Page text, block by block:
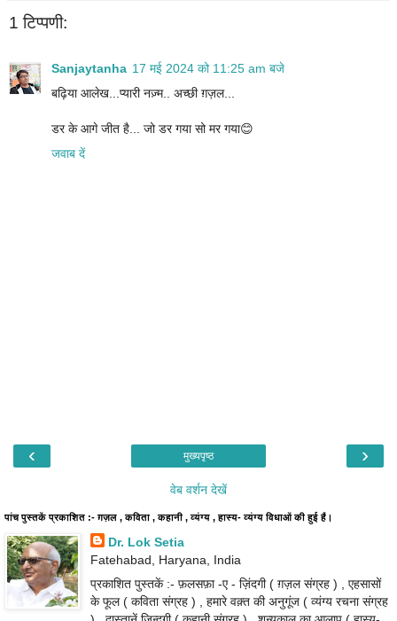
1 टिप्पणी:
Sanjaytanha 17 मई 2024 को 11:25 am बजे
बढ़िया आलेख...प्यारी नज़्म.. अच्छी ग़ज़ल...
डर के आगे जीत है... जो डर गया सो मर गया😊
जवाब दें
‹ ›
मुख्यपृष्ठ
वेब वर्शन देखें
पांच पुस्तकें प्रकाशित :- ग़ज़ल , कविता , कहानी , व्यंग्य , हास्य- व्यंग्य विधाओं की हुई हैं।
Dr. Lok Setia
Fatehabad, Haryana, India
प्रकाशित पुस्तकें :- फ़लसफ़ा -ए - ज़िंदगी ( ग़ज़ल संग्रह ) , एहसासों
के फूल ( कविता संग्रह ) , हमारे वक़्त की अनुगूंज ( व्यंग्य रचना संग्रह